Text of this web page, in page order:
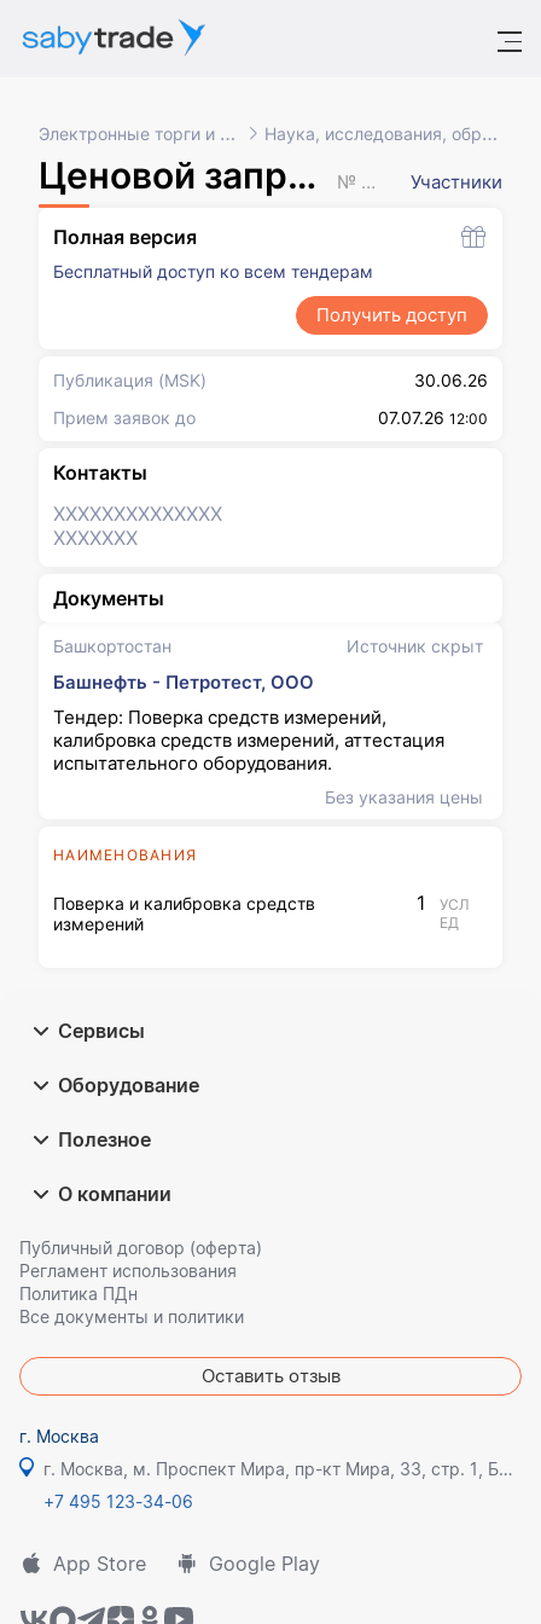
Электронные торги и закупки Наука, исследования, образование
Ценовой запрос (с закрытыми ценами) № XXXXXXX Участники
Башкортостан Источник скрыт
Башнефть - Петротест, ООО
Тендер: Поверка средств измерений,
калибровка средств измерений, аттестация
испытательного оборудования.
Без указания цены
НАИМЕНОВАНИЯ
Поверка и калибровка средств
измерений
1
УСЛ
ЕД
Полная версия
Бесплатный доступ ко всем тендерам
Получить доступ
Публикация (MSK)
30.06.26
Прием заявок до
07.07.26 12:00
Контакты
XXXXXXXXXXXXXX
XXXXXXX
Документы
Сервисы
Оборудование
Полезное
О компании
Публичный договор (оферта)
Регламент использования
Политика ПДн
Все документы и политики
Оставить отзыв
г. Москва
г. Москва, м. Проспект Мира, пр-кт Мира, 33, стр. 1, БЦ Олимпик плаза
+7 495 123-34-06
App Store Google Play